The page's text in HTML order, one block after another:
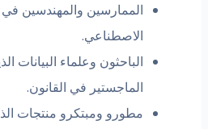
الممارسين والمهندسين في
الاصطناعي.
الباحثون وعلماء البيانات
الماجستير في القانون.
مطورو ومبتكرو منتجات